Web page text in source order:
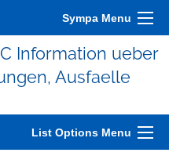
Sympa Menu
Information ueber
Ausfaelle
List Options Menu